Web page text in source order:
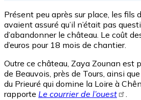
Présent peu après sur place, les fils
avaient assuré qu’il n’était pas
d’abandonner le château. Le coût
d’euros pour 18 mois de chantier.
Outre ce château, Zaya Zounan est
de Beauvois, près de Tours, ainsi
du Prieuré qui domine la Loire à
rapporte Le courrier de l’ouest .